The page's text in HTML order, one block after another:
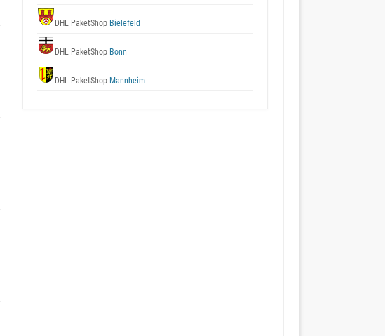
DHL PaketShop Bielefeld
DHL PaketShop Bonn
DHL PaketShop Mannheim